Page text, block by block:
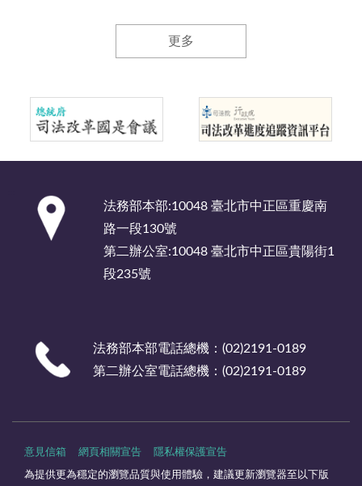
更多
法務部本部:10048 臺北市中正區重慶南
路一段130號
第二辦公室:10048 臺北市中正區貴陽街1
段235號
法務部本部電話總機：(02)2191-0189
第二辦公室電話總機：(02)2191-0189
意見信箱 網頁相關宣告 隱私權保護宣告
為提供更為穩定的瀏覽品質與使用體驗，建議更新瀏覽器至以下版